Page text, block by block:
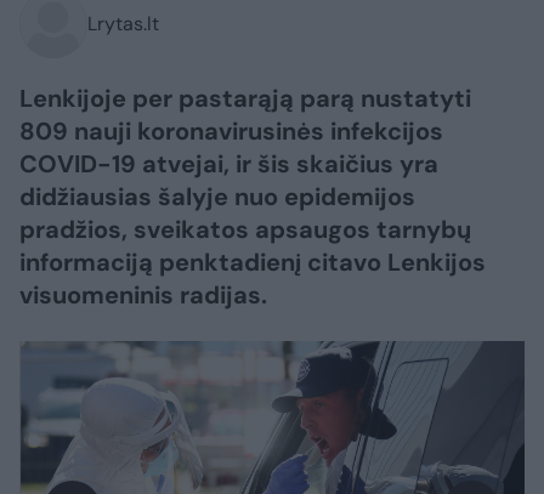
Lrytas.lt
Lenkijoje per pastarąją parą nustatyti
809 nauji koronavirusinės infekcijos
COVID-19 atvejai, ir šis skaičius yra
didžiausias šalyje nuo epidemijos
pradžios, sveikatos apsaugos tarnybų
informaciją penktadienį citavo Lenkijos
visuomeninis radijas.